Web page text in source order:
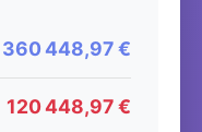
360 448,97 €
120 448,97 €